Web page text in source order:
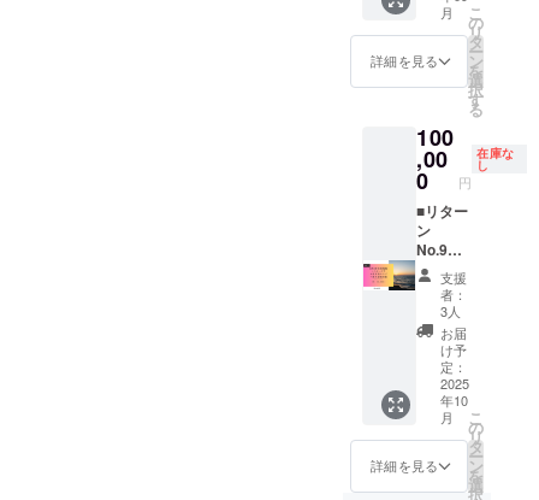
認くだ
さい
支援者
様ご負
絡手
段：詳
でご案
内 ・気
象条件
上の理
由によ
り、ラ
ンタン
打ち上
げを中
止する
場合が
ござい
ます。
中止と
なった
も、準
備費用
げ ・内
容：活
動報告
セージ
・提
供：ダ
ウン
ロード
URLを
メール
送付 ・
外部
サービ
ス利用
時は同
サービ
ス規約
に準拠
・気象
条件や
安全上
ターン
です。
詳細 掲
（和文
10字・
英数15
字以
内）。
掲載場
所：公
式
Instagr
amイベ
ント投
稿にて
支援者
お名前
掲載。
掲載回
数：イ
ベント
50,000
円 概要
SNS掲
載に加
え、光
告動画
のエン
ドロー
ルにお
名前を
記載。
映像で
残る支
援の証
しが未
来の内
灘の歩
みに寄
り添い
ます。
詳細 掲
載期
間：
2025/09
月
詳細を見る
こ
の
リ
タ
ー
ン
を
選
択
す
る
100
,00
0 円
在庫な
し
■リター
ン
No.9
ステー
ジスペ
シャル
クレ
ジッ
ト 価
格：
100,000
SNS・
動画ク
レジッ
支援
者：
3人
お届
け予
定：
2025
年10
月
詳細を見る
こ
の
リ
タ
ー
ン
を
選
択